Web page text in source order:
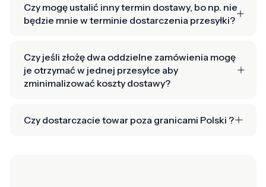
Czy mogę ustalić inny termin dostawy, bo np. nie
będzie mnie w terminie dostarczenia przesyłki?
Czy jeśli złożę dwa oddzielne zamówienia mogę
je otrzymać w jednej przesyłce aby
zminimalizować koszty dostawy?
Czy dostarczacie towar poza granicami Polski ?